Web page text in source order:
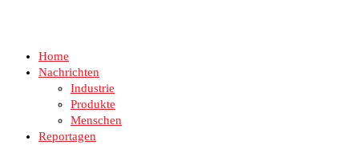
Home
Nachrichten
Industrie
Produkte
Menschen
Reportagen